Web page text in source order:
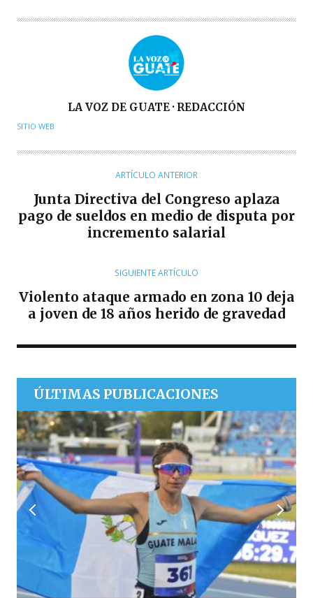
U
O
LA VOZ DE GUATE · REDACCIÓN
SITIO WEB
ARTÍCULO ANTERIOR
Junta Directiva del Congreso aplaza
pago de sueldos en medio de disputa por
incremento salarial
SIGUIENTE ARTÍCULO
Violento ataque armado en zona 10 deja
a joven de 18 años herido de gravedad
ÚLTIMAS PUBLICACIONES